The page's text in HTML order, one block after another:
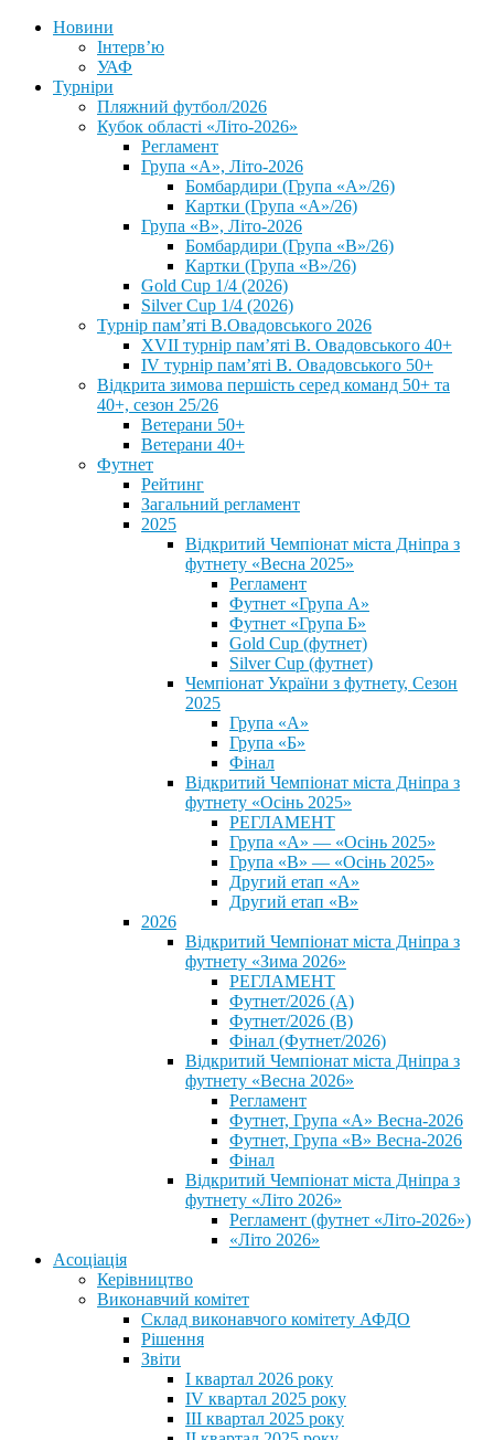
Новини
Інтерв’ю
УАФ
Турніри
Пляжний футбол/2026
Кубок області «Літо-2026»
Регламент
Група «А», Літо-2026
Бомбардири (Група «А»/26)
Картки (Група «А»/26)
Група «В», Літо-2026
Бомбардири (Група «В»/26)
Картки (Група «В»/26)
Gold Cup 1/4 (2026)
Silver Cup 1/4 (2026)
Турнір пам’яті В.Овадовського 2026
XVII турнір пам’яті В. Овадовського 40+
IV турнір пам’яті В. Овадовського 50+
Відкрита зимова першість серед команд 50+ та
40+, сезон 25/26
Ветерани 50+
Ветерани 40+
Футнет
Рейтинг
Загальний регламент
2025
Відкритий Чемпіонат міста Дніпра з
футнету «Весна 2025»
Регламент
Футнет «Група А»
Футнет «Група Б»
Gold Cup (футнет)
Silver Cup (футнет)
Чемпіонат України з футнету, Сезон
2025
Група «А»
Група «Б»
Фінал
Відкритий Чемпіонат міста Дніпра з
футнету «Осінь 2025»
РЕГЛАМЕНТ
Група «А» — «Осінь 2025»
Група «В» — «Осінь 2025»
Другий етап «А»
Другий етап «В»
2026
Відкритий Чемпіонат міста Дніпра з
футнету «Зима 2026»
РЕГЛАМЕНТ
Футнет/2026 (А)
Футнет/2026 (В)
Фінал (Футнет/2026)
Відкритий Чемпіонат міста Дніпра з
футнету «Весна 2026»
Регламент
Футнет, Група «А» Весна-2026
Футнет, Група «В» Весна-2026
Фінал
Відкритий Чемпіонат міста Дніпра з
футнету «Літо 2026»
Регламент (футнет «Літо-2026»)
«Літо 2026»
Асоціація
Керівництво
Виконавчий комітет
Склад виконавчого комітету АФДО
Рішення
Звіти
I квартал 2026 року
IV квартал 2025 року
III квартал 2025 року